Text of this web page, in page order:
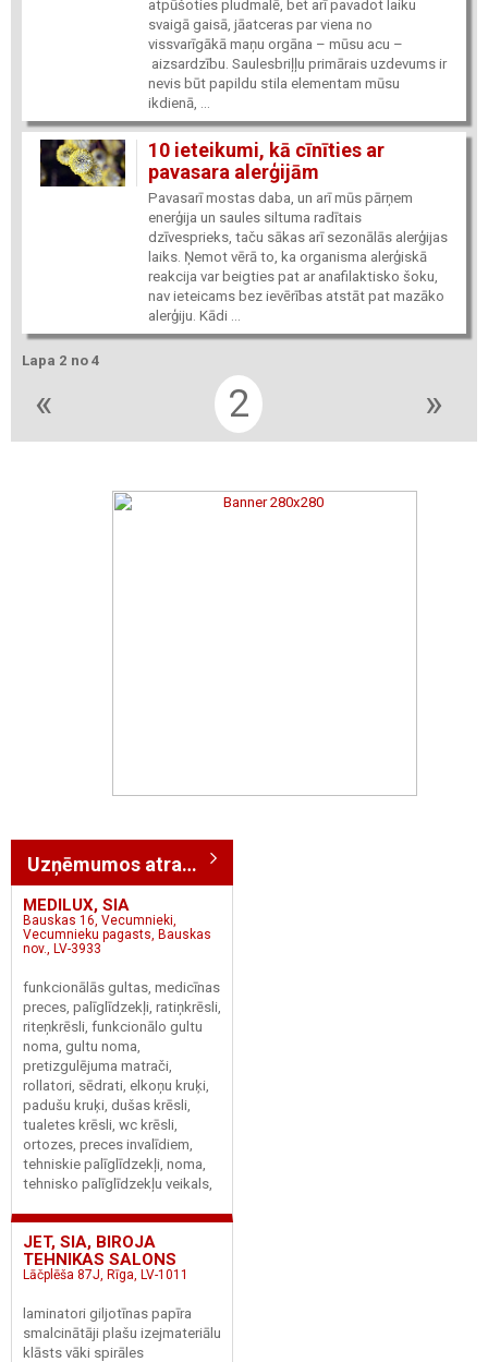
atpūšoties pludmalē, bet arī pavadot laiku
svaigā gaisā, jāatceras par viena no
vissvarīgākā maņu orgāna – mūsu acu –
aizsardzību. Saulesbriļļu primārais uzdevums ir
nevis būt papildu stila elementam mūsu
ikdienā, ...
10 ieteikumi, kā cīnīties ar
pavasara alerģijām
Pavasarī mostas daba, un arī mūs pārņem
enerģija un saules siltuma radītais
dzīvesprieks, taču sākas arī sezonālās alerģijas
laiks. Ņemot vērā to, ka organisma alerģiskā
reakcija var beigties pat ar anafilaktisko šoku,
nav ieteicams bez ievērības atstāt pat mazāko
alerģiju. Kādi ...
Lapa 2 no 4
« 2 »
Uzņēmumos atrasts: 23
MEDILUX, SIA
Bauskas 16, Vecumnieki,
Vecumnieku pagasts, Bauskas
nov., LV-3933
funkcionālās gultas, medicīnas
preces, palīglīdzekļi, ratiņkrēsli,
riteņkrēsli, funkcionālo gultu
noma, gultu noma,
pretizgulējuma matrači,
rollatori, sēdrati, elkoņu kruķi,
padušu kruķi, dušas krēsli,
tualetes krēsli, wc krēsli,
ortozes, preces invalīdiem,
tehniskie palīglīdzekļi, noma,
tehnisko palīglīdzekļu veikals,
JET, SIA, BIROJA
TEHNIKAS SALONS
Lāčplēša 87J, Rīga, LV-1011
laminatori giljotīnas papīra
smalcinātāji plašu izejmateriālu
klāsts vāki spirāles